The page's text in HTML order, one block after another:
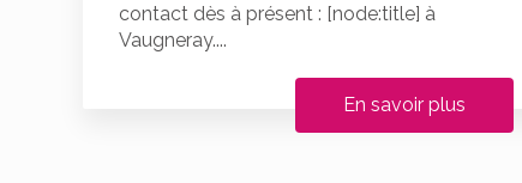
contact dès à présent : [node:title] à
Vaugneray....
En savoir plus